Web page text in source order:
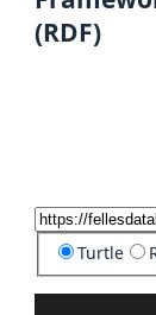
(RDF)
Turtle